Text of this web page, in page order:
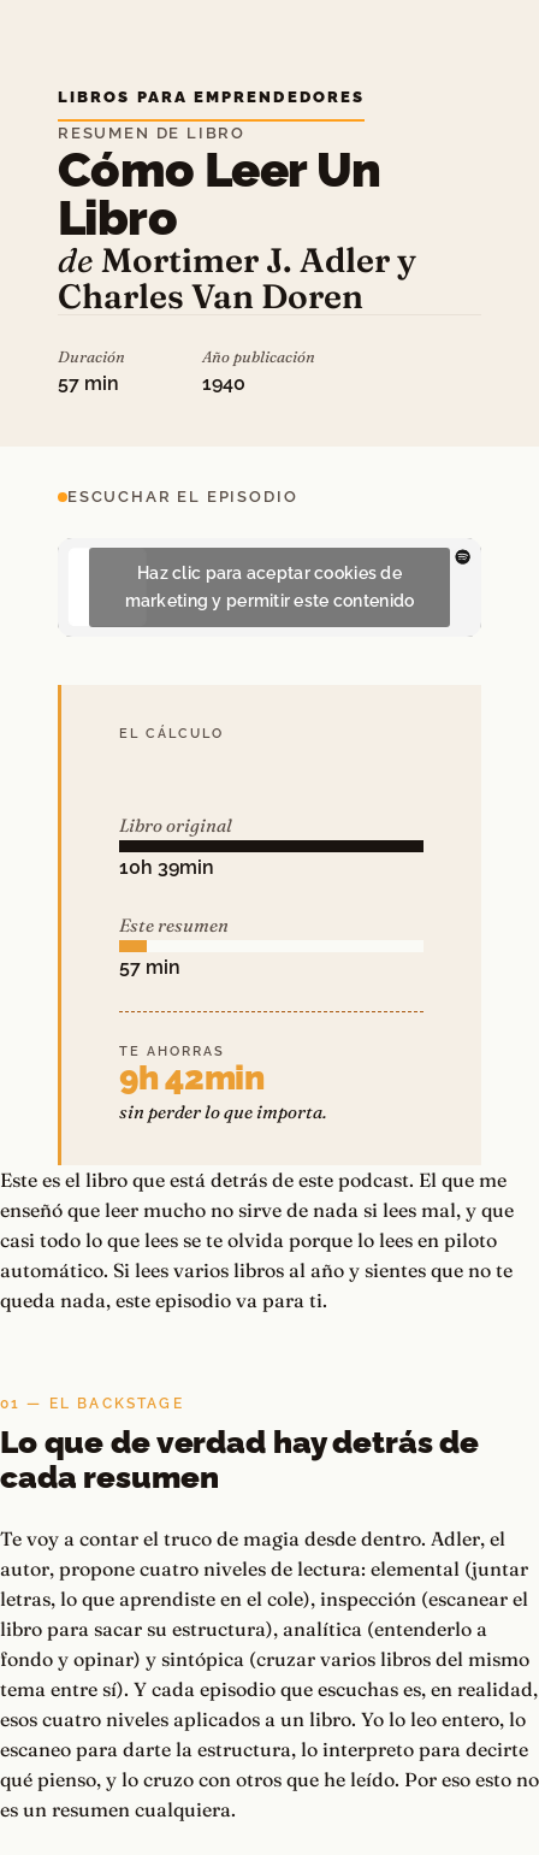
LIBROS PARA EMPRENDEDORES
RESUMEN DE LIBRO
Cómo Leer Un
Libro
de Mortimer J. Adler y
Charles Van Doren
Duración
57 min
Año publicación
1940
ESCUCHAR EL EPISODIO
Haz clic para aceptar cookies de
marketing y permitir este contenido
EL CÁLCULO
Libro original
10h 39min
Este resumen
57 min
TE AHORRAS
9h 42min
sin perder lo que importa.
Este es el libro que está detrás de este podcast. El que me
enseñó que leer mucho no sirve de nada si lees mal, y que
casi todo lo que lees se te olvida porque lo lees en piloto
automático. Si lees varios libros al año y sientes que no te
queda nada, este episodio va para ti.
01 — EL BACKSTAGE
Lo que de verdad hay detrás de
cada resumen
Te voy a contar el truco de magia desde dentro. Adler, el
autor, propone cuatro niveles de lectura: elemental (juntar
letras, lo que aprendiste en el cole), inspección (escanear el
libro para sacar su estructura), analítica (entenderlo a
fondo y opinar) y sintópica (cruzar varios libros del mismo
tema entre sí). Y cada episodio que escuchas es, en realidad,
esos cuatro niveles aplicados a un libro. Yo lo leo entero, lo
escaneo para darte la estructura, lo interpreto para decirte
qué pienso, y lo cruzo con otros que he leído. Por eso esto no
es un resumen cualquiera.